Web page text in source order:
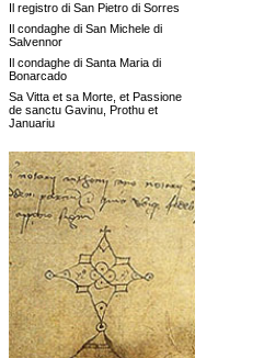
Il registro di San Pietro di Sorres
Il condaghe di San Michele di
Salvennor
Il condaghe di Santa Maria di
Bonarcado
Sa Vitta et sa Morte, et Passione
de sanctu Gavinu, Prothu et
Januariu